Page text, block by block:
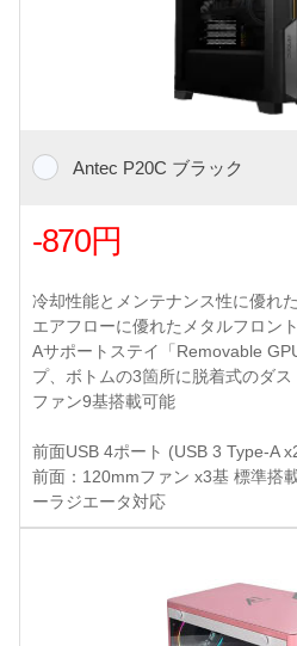
Antec P20C ブラック
-870円
冷却性能とメンテナンス性に優れた
エアフローに優れたメタルフロン
Aサポートステイ「Removable
プ、ボトムの3箇所に脱着式のダ
ファン9基搭載可能
前面USB 4ポート (USB 3 Type-A
前面：120mmファン x3基 標準搭
ーラジエータ対応